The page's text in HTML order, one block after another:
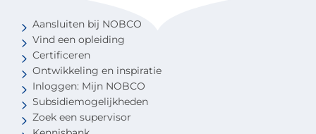
Aansluiten bij NOBCO
Vind een opleiding
Certificeren
Ontwikkeling en inspiratie
Inloggen: Mijn NOBCO
Subsidiemogelijkheden
Zoek een supervisor